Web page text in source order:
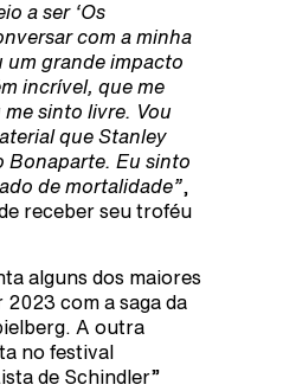
a ser ‘Os
com a minha
um grande impacto
incrível, que me
sinto livre. Vou
que Stanley
Bonaparte. Eu sinto
de mortalidade”
receber seu troféu
alguns dos maiores
com a saga da
A outra
no festival
de Schindler”